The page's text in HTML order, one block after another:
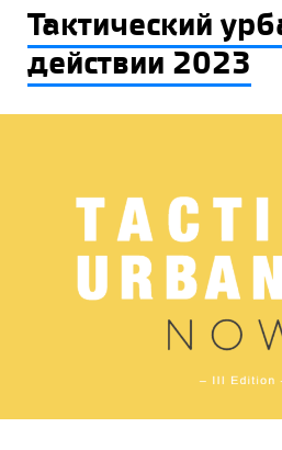
Тактический
действии 2023